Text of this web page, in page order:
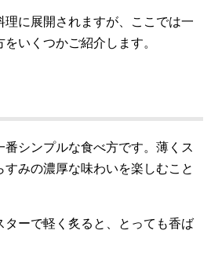
に展開されますが、ここでは一
いくつかご紹介します。
シンプルな食べ方です。薄くス
みの濃厚な味わいを楽しむこと
ターで軽く炙ると、とっても香ば